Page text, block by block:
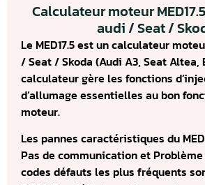
Calculateur moteur
audi / Seat /
Le MED17.5 est un calculateur
/ Seat / Skoda (Audi A3, Seat Altea,
calculateur gère les fonctions
d’allumage essentielles au bon
moteur.
Les pannes caractéristiques du
Pas de communication et Problème
codes défauts les plus fréquents